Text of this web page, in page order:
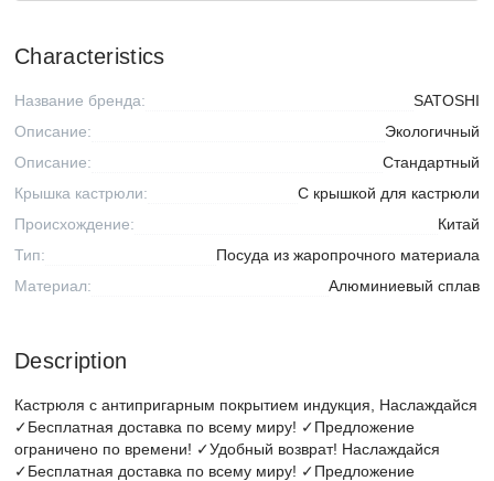
Characteristics
Название бренда:
SATOSHI
Описание:
Экологичный
Описание:
Стандартный
Крышка кастрюли:
С крышкой для кастрюли
Происхождение:
Китай
Тип:
Посуда из жаропрочного материала
Материал:
Алюминиевый сплав
Description
Кастрюля с антипригарным покрытием индукция, Наслаждайся
✓Бесплатная доставка по всему миру! ✓Предложение
ограничено по времени! ✓Удобный возврат! Наслаждайся
✓Бесплатная доставка по всему миру! ✓Предложение